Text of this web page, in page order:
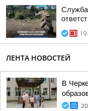
Служба
ЛЕНТА НОВОСТЕЙ
В